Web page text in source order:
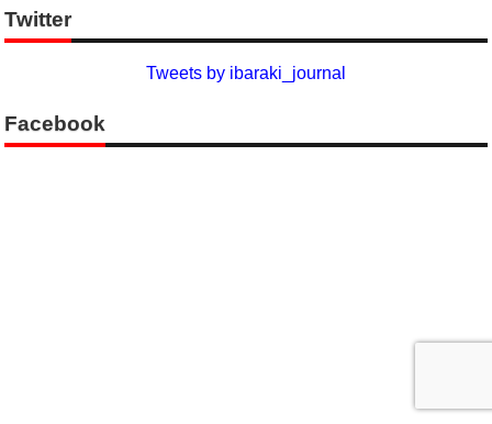
Twitter
Tweets by ibaraki_journal
Facebook